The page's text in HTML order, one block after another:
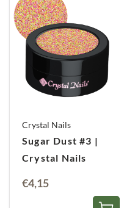
Crystal Nails
Sugar Dust #3 |
Crystal Nails
€4,15